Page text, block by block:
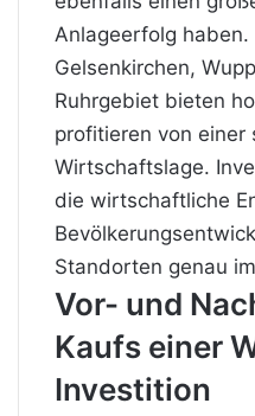
Anlageerfolg
Gelsenkirchen,
Ruhrgebiet bieten
profitieren von einer
Wirtschaftslage.
die wirtschaftliche
Standorten genau
Vor- und
Kaufs einer
Investition